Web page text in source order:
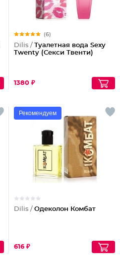
(6)
Dilis / Туалетная вода Sexy
Twenty (Секси Твенти)
1380 ₽
Рекомендуем
Dilis / Одеколон Комбат
616 ₽